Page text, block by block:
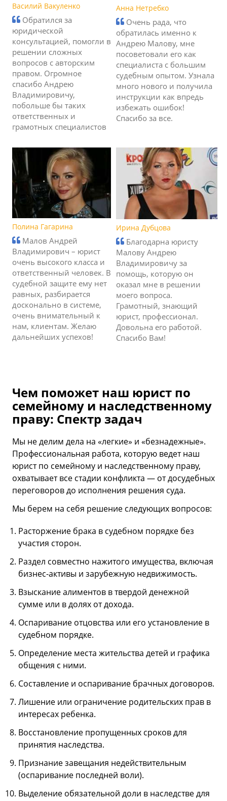
Василий Вакуленко
Обратился за
юридической
консультацией, помогли в
решении сложных
вопросов с авторским
правом. Огромное
спасибо Андрею
Владимировичу,
побольше бы таких
ответственных и
грамотных специалистов
Анна Нетребко
Очень рада, что
обратилась именно к
Андрею Малову, мне
посоветовали его как
специалиста с большим
судебным опытом. Узнала
много нового и получила
инструкции как впредь
избежать ошибок!
Спасибо за все.
Полина Гагарина
Малов Андрей
Владимирович – юрист
очень высокого класса и
ответственный человек. В
судебной защите ему нет
равных, разбирается
досконально в системе,
очень внимательный к
нам, клиентам. Желаю
дальнейших успехов!
Ирина Дубцова
Благодарна юристу
Малову Андрею
Владимировичу за
помощь, которую он
оказал мне в решении
моего вопроса.
Грамотный, знающий
юрист, профессионал.
Довольна его работой.
Спасибо Вам!
Чем поможет наш юрист по
семейному и наследственному
праву: Спектр задач
Мы не делим дела на «легкие» и «безнадежные».
Профессиональная работа, которую ведет наш
юрист по семейному и наследственному праву,
охватывает все стадии конфликта — от досудебных
переговоров до исполнения решения суда.
Мы берем на себя решение следующих вопросов:
Расторжение брака в судебном порядке без
участия сторон.
Раздел совместно нажитого имущества, включая
бизнес-активы и зарубежную недвижимость.
Взыскание алиментов в твердой денежной
сумме или в долях от дохода.
Оспаривание отцовства или его установление в
судебном порядке.
Определение места жительства детей и графика
общения с ними.
Составление и оспаривание брачных договоров.
Лишение или ограничение родительских прав в
интересах ребенка.
Восстановление пропущенных сроков для
принятия наследства.
Признание завещания недействительным
(оспаривание последней воли).
Выделение обязательной доли в наследстве для